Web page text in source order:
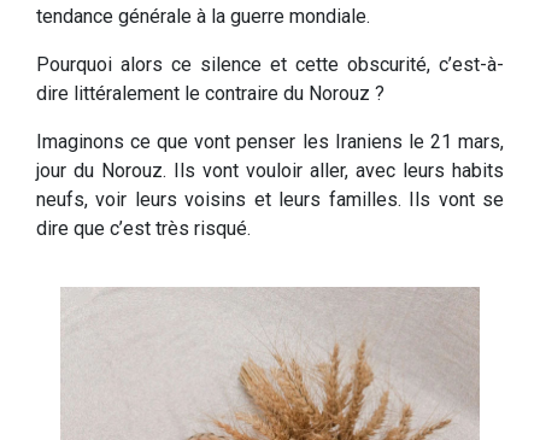
tendance générale à la guerre mondiale.
Pourquoi alors ce silence et cette obscurité, c’est-à-
dire littéralement le contraire du Norouz ?
Imaginons ce que vont penser les Iraniens le 21 mars,
jour du Norouz. Ils vont vouloir aller, avec leurs habits
neufs, voir leurs voisins et leurs familles. Ils vont se
dire que c’est très risqué.